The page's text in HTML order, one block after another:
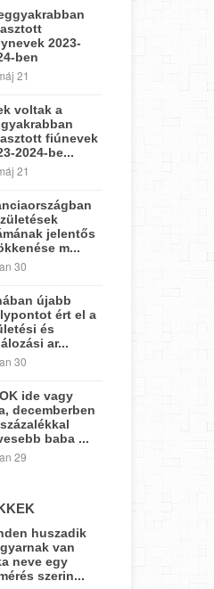
2023-
ben
21
voltak a
fiúnevek
2024-be...
21
jelentős
m...
30
újabb
ért el a
és
ar...
30
ide vagy
decemberben
baba ...
29
huszadik
van
neve egy
szerin...